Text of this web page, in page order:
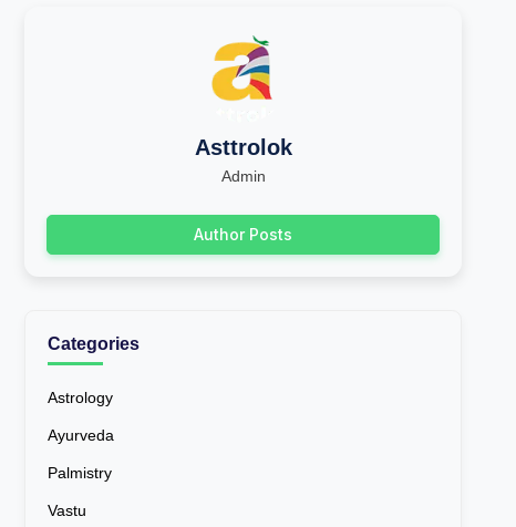
Asttrolok
Admin
Author Posts
Categories
Astrology
Ayurveda
Palmistry
Vastu